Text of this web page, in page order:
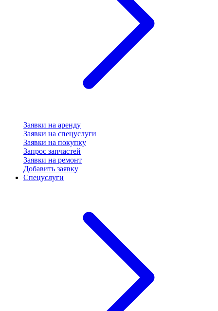
Заявки на аренду
Заявки на спецуслуги
Заявки на покупку
Запрос запчастей
Заявки на ремонт
Добавить заявку
Спецуслуги